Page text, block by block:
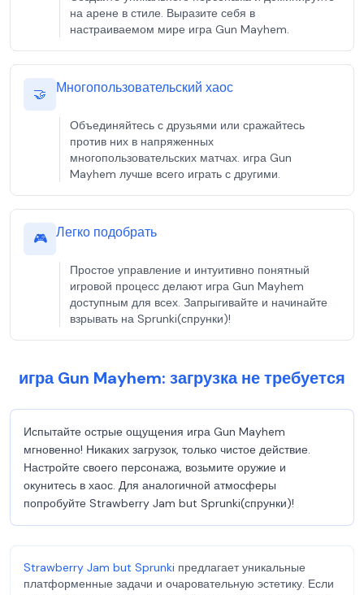
на арене в стиле. Выразите себя в
настраиваемом мире игра Gun Mayhem.
🤝 Многопользовательский хаос
Объединяйтесь с друзьями или сражайтесь
против них в напряженных
многопользовательских матчах. игра Gun
Mayhem лучше всего играть с другими.
🎮 Легко подобрать
Простое управление и интуитивно понятный
игровой процесс делают игра Gun Mayhem
доступным для всех. Запрыгивайте и начинайте
взрывать на Sprunki(спрунки)!
игра Gun Mayhem: загрузка не требуется
Испытайте острые ощущения игра Gun Mayhem
мгновенно! Никаких загрузок, только чистое действие.
Настройте своего персонажа, возьмите оружие и
окунитесь в хаос. Для аналогичной атмосферы
попробуйте Strawberry Jam but Sprunki(спрунки)!
Strawberry Jam but Sprunki предлагает уникальные
платформенные задачи и очаровательную эстетику. Если